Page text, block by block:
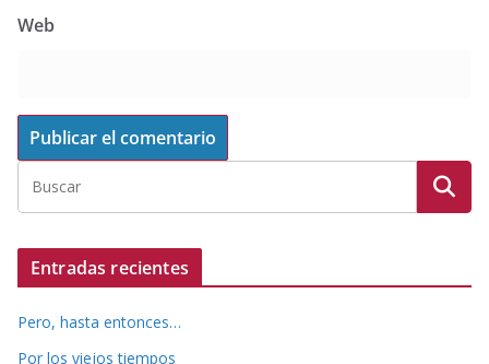
Web
Entradas recientes
Pero, hasta entonces…
Por los viejos tiempos